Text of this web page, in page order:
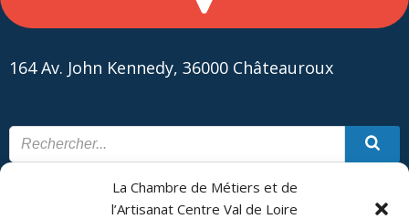
La Chambre de Métiers et de
l’Artisanat Centre Val de Loire
164 Av. John Kennedy, 36000 Châteauroux
CONTACT PLAN DU SITE